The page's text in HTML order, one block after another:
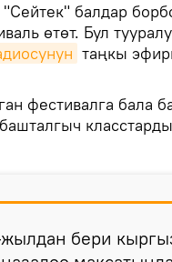
балдар
өтөт. Бул
таңкы
фестивалга бала
бери